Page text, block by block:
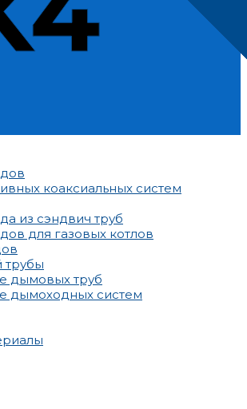
коаксиальных систем
из сэндвич труб
для газовых котлов
трубы
дымовых труб
дымоходных систем